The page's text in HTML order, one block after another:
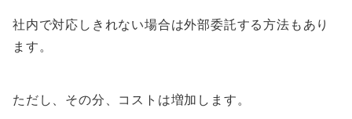
社内で対応しきれない場合は外部委託する方法もあり
ます。
ただし、その分、コストは増加します。